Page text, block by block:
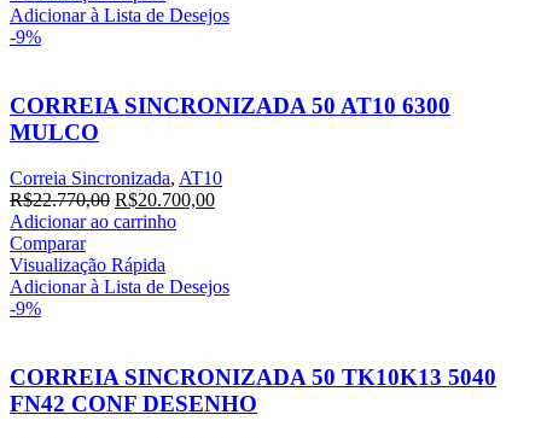
Adicionar à Lista de Desejos
-9%
CORREIA SINCRONIZADA 50 AT10 6300
MULCO
Correia Sincronizada, AT10
R$22.770,00 R$20.700,00
Adicionar ao carrinho
Comparar
Visualização Rápida
Adicionar à Lista de Desejos
-9%
CORREIA SINCRONIZADA 50 TK10K13 5040
FN42 CONF DESENHO